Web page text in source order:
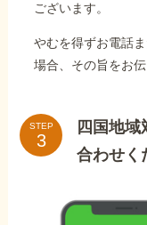
ございます。
やむを得ずお電話
場合、その旨をお
STEP
四国地
合わせく